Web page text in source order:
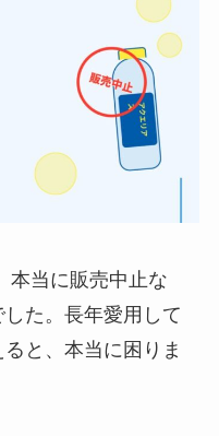
本当に販売中止な
た。長年愛用して
と、本当に困りま